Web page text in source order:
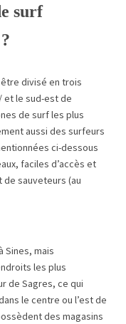
surf
être divisé en trois
et le sud-est de
de surf les plus
aussi des surfeurs
ci-dessous
faciles d’accès et
sauveteurs (au
Sines, mais
les plus
de Sagres, ce qui
le centre ou l’est de
des magasins